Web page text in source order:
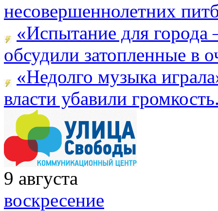
несовершеннолетних
«Испытание для
обсудили затопленные в
«Недолго музыка
власти убавили
9 августа
воскресение